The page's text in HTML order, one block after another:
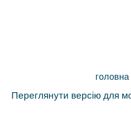
головна
Переглянути версію для